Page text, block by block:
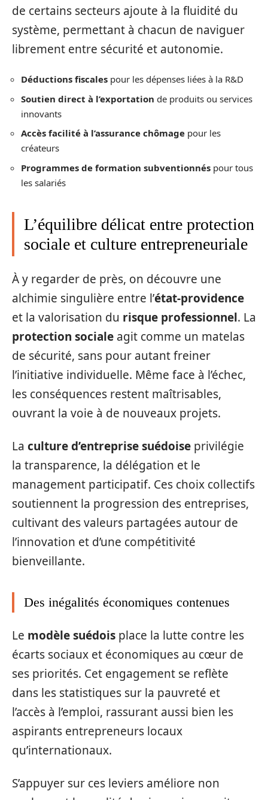
de certains secteurs ajoute à la fluidité du
système, permettant à chacun de naviguer
librement entre sécurité et autonomie.
Déductions fiscales pour les dépenses liées à la R&D
Soutien direct à l’exportation de produits ou services
innovants
Accès facilité à l’assurance chômage pour les
créateurs
Programmes de formation subventionnés pour tous
les salariés
L’équilibre délicat entre protection
sociale et culture entrepreneuriale
À y regarder de près, on découvre une
alchimie singulière entre l’état-providence
et la valorisation du risque professionnel. La
protection sociale agit comme un matelas
de sécurité, sans pour autant freiner
l’initiative individuelle. Même face à l’échec,
les conséquences restent maîtrisables,
ouvrant la voie à de nouveaux projets.
La culture d’entreprise suédoise privilégie
la transparence, la délégation et le
management participatif. Ces choix collectifs
soutiennent la progression des entreprises,
cultivant des valeurs partagées autour de
l’innovation et d’une compétitivité
bienveillante.
Des inégalités économiques contenues
Le modèle suédois place la lutte contre les
écarts sociaux et économiques au cœur de
ses priorités. Cet engagement se reflète
dans les statistiques sur la pauvreté et
l’accès à l’emploi, rassurant aussi bien les
aspirants entrepreneurs locaux
qu’internationaux.
S’appuyer sur ces leviers améliore non